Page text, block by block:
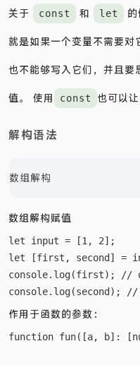
关于 const 和 let
就是如果一个变量不需要对
也不能够写入它们，并且要
值。 使用 const 也可以
解构语法
数组解构
数组解构赋值
let input = [1, 2];
let [first, second] =
console.log(first); //
作用于函数的参数：
function fun([a, b]: